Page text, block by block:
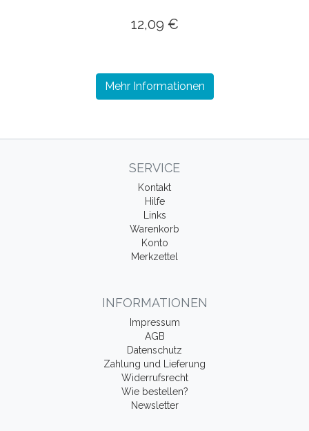
12,09 €
Mehr Informationen
SERVICE
Kontakt
Hilfe
Links
Warenkorb
Konto
Merkzettel
INFORMATIONEN
Impressum
AGB
Datenschutz
Zahlung und Lieferung
Widerrufsrecht
Wie bestellen?
Newsletter